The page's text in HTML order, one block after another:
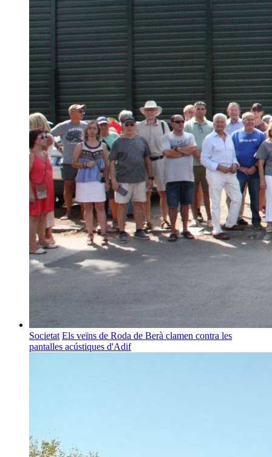
Societat Els veïns de Roda de Berà clamen contra les
pantalles acústiques d'Adif